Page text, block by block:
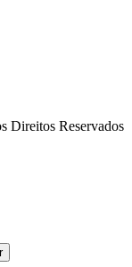
Direitos Reservados